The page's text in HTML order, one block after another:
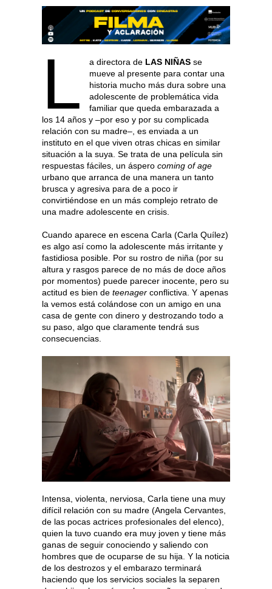
L a directora de LAS NIÑASse
mueve al presente para contar una
historia mucho más dura sobre una
adolescente de problemática vida
familiar que queda embarazada a
los 14 años y –por eso y por su complicada
relación con su madre–, es enviada a un
instituto en el que viven otras chicas en similar
situación a la suya. Se trata de una película sin
respuestas fáciles, un áspero coming of age
urbano que arranca de una manera un tanto
brusca y agresiva para de a poco ir
convirtiéndose en un más complejo retrato de
una madre adolescente en crisis.
Cuando aparece en escena Carla (Carla Quílez)
es algo así como la adolescente más irritante y
fastidiosa posible. Por su rostro de niña (por su
altura y rasgos parece de no más de doce años
por momentos) puede parecer inocente, pero su
actitud es bien de teenager conflictiva. Y apenas
la vemos está colándose con un amigo en una
casa de gente con dinero y destrozando todo a
su paso, algo que claramente tendrá sus
consecuencias.
Intensa, violenta, nerviosa, Carla tiene una muy
difícil relación con su madre (Angela Cervantes,
de las pocas actrices profesionales del elenco),
quien la tuvo cuando era muy joven y tiene más
ganas de seguir conociendo y saliendo con
hombres que de ocuparse de su hija. Y la noticia
de los destrozos y el embarazo terminará
haciendo que los servicios sociales la separen